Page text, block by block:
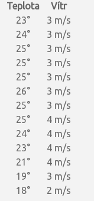
Teplota
Vítr
23°
3 m/s
24°
3 m/s
25°
3 m/s
25°
3 m/s
25°
3 m/s
26°
3 m/s
25°
3 m/s
25°
4 m/s
24°
4 m/s
23°
4 m/s
21°
4 m/s
19°
3 m/s
18° 2 m/s